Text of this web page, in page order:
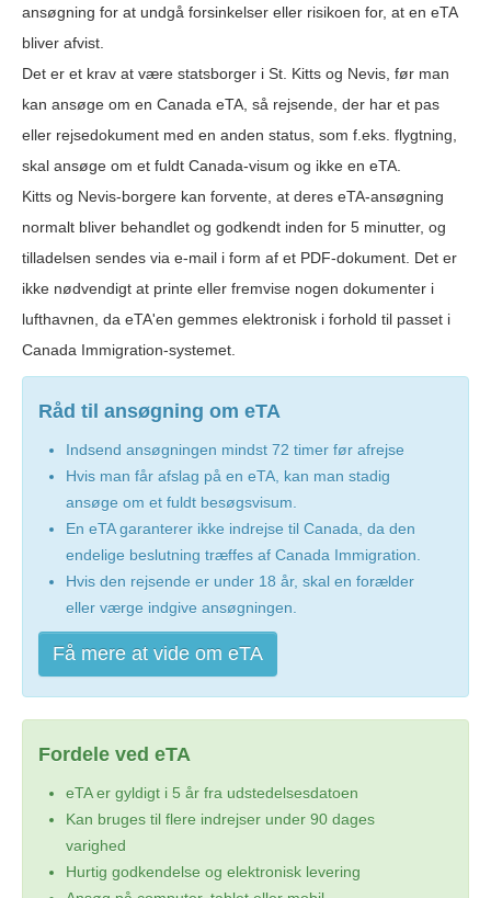
ansøgning for at undgå forsinkelser eller risikoen for, at en eTA
bliver afvist.
Det er et krav at være statsborger i St. Kitts og Nevis, før man
kan ansøge om en Canada eTA, så rejsende, der har et pas
eller rejsedokument med en anden status, som f.eks. flygtning,
skal ansøge om et fuldt Canada-visum og ikke en eTA.
Kitts og Nevis-borgere kan forvente, at deres eTA-ansøgning
normalt bliver behandlet og godkendt inden for 5 minutter, og
tilladelsen sendes via e-mail i form af et PDF-dokument. Det er
ikke nødvendigt at printe eller fremvise nogen dokumenter i
lufthavnen, da eTA'en gemmes elektronisk i forhold til passet i
Canada Immigration-systemet.
Råd til ansøgning om eTA
Indsend ansøgningen mindst 72 timer før afrejse
Hvis man får afslag på en eTA, kan man stadig
ansøge om et fuldt besøgsvisum.
En eTA garanterer ikke indrejse til Canada, da den
endelige beslutning træffes af Canada Immigration.
Hvis den rejsende er under 18 år, skal en forælder
eller værge indgive ansøgningen.
Få mere at vide om eTA
Fordele ved eTA
eTA er gyldigt i 5 år fra udstedelsesdatoen
Kan bruges til flere indrejser under 90 dages
varighed
Hurtig godkendelse og elektronisk levering